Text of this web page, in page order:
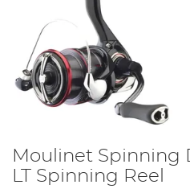
Moulinet Spinning
LT Spinning Reel